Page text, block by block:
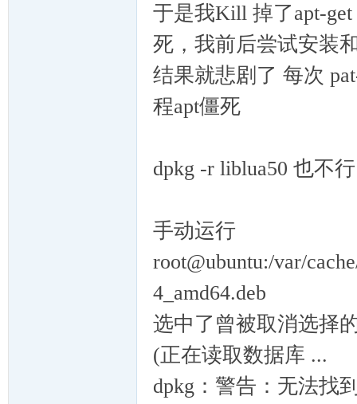
于是我Kill 掉了apt-
死，我前后尝试安装
结果就悲剧了 每次
程apt僵死
dpkg -r liblua50 也不行
手动运行
root@ubuntu:/var/
4_amd64.deb
选中了曾被取消选择
(正在读取数据库 ...
dpkg：警告：无法找